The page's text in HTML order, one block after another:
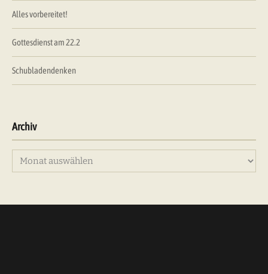
Alles vorbereitet!
Gottesdienst am 22.2
Schubladendenken
Archiv
Archiv